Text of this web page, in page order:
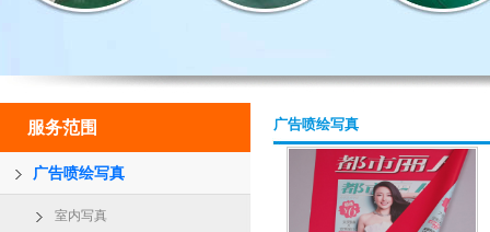
服务范围
广告喷绘写真
室内写真
广告喷绘写真